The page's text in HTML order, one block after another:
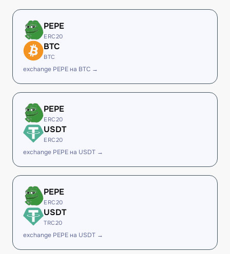
PEPE
ERC20
BTC
BTC
exchange PEPE на BTC →
PEPE
ERC20
USDT
ERC20
exchange PEPE на USDT →
PEPE
ERC20
USDT
TRC20
exchange PEPE на USDT →